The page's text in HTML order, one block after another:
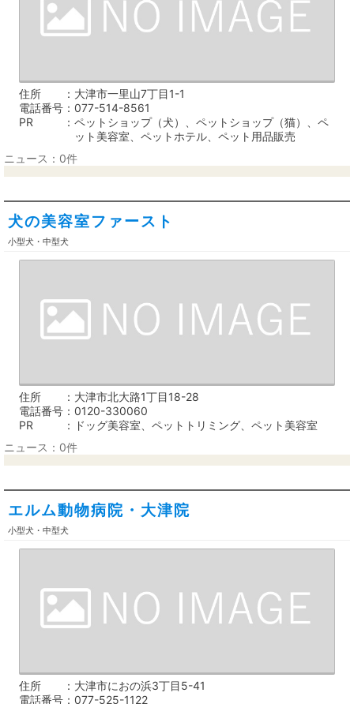
住所
大津市一里山7丁目1-1
電話番号
077-514-8561
PR
ペットショップ（犬）、ペットショップ（猫）、ペ
ット美容室、ペットホテル、ペット用品販売
ニュース：0件
犬の美容室ファースト
小型犬・中型犬
住所
大津市北大路1丁目18-28
電話番号
0120-330060
PR
ドッグ美容室、ペットトリミング、ペット美容室
ニュース：0件
エルム動物病院・大津院
小型犬・中型犬
住所
大津市におの浜3丁目5-41
電話番号
077-525-1122